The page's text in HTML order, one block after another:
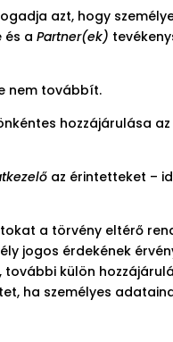
azt, hogy
és aPartner(ek)
nem továbbít.
hozzájárulása
az érintetteket –
a törvény eltérő
jogos érdekének
külön
ha személyes